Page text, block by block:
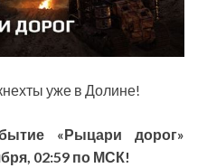
уже в Долине!
«Рыцари дорог»
02:59 по МСК!